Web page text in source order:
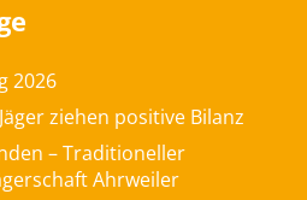
2026
ziehen positive Bilanz
– Traditioneller
Ahrweiler